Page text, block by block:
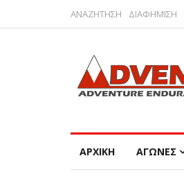
ΑΝΑΖΗΤΗΣΗ ΔΙΑΦΗΜΙΣΗ
ΑΡΧΙΚΗ ΑΓΩΝΕΣ